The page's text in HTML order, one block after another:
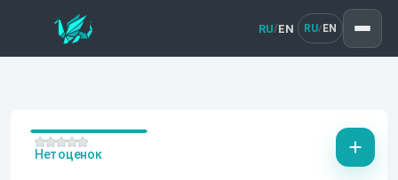
RU/EN RU/ EN
Нет оценок